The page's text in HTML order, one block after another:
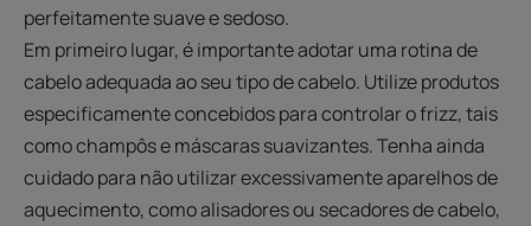
perfeitamente suave e sedoso.
Em primeiro lugar, é importante adotar uma rotina de
cabelo adequada ao seu tipo de cabelo. Utilize produtos
especificamente concebidos para controlar o frizz, tais
como champôs e máscaras suavizantes. Tenha ainda
cuidado para não utilizar excessivamente aparelhos de
aquecimento, como alisadores ou secadores de cabelo,